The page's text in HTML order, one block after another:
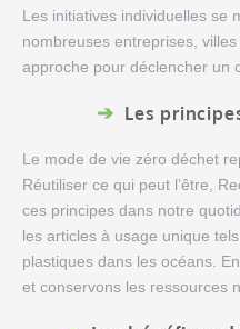
Les initiatives individuelles se
nombreuses entreprises,
approche pour déclencher un
Les
Le mode de vie zéro déchet
Réutiliser ce qui peut l’être,
ces principes dans notre
les articles à usage unique
plastiques dans les océans.
et conservons les ressources